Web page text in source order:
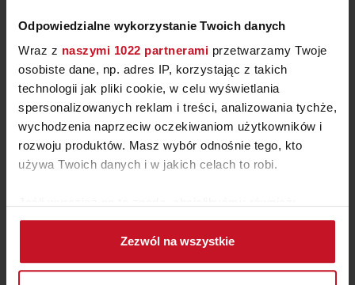
Odpowiedzialne wykorzystanie Twoich danych
Wraz z naszymi 1022 partnerami przetwarzamy Twoje
osobiste dane, np. adres IP, korzystając z takich
technologii jak pliki cookie, w celu wyświetlania
spersonalizowanych reklam i treści, analizowania tychże,
wychodzenia naprzeciw oczekiwaniom użytkowników i
rozwoju produktów. Masz wybór odnośnie tego, kto
używa Twoich danych i w jakich celach to robi.
Gromadzić dane dotyczące Twojej lokalizacji
geograficznej z dokładnością nawet do kilku metrów
Identyfikować Twoje urządzenie, aktywnie
Zezwól na wszystkie
NAROŻNIK INES 5P